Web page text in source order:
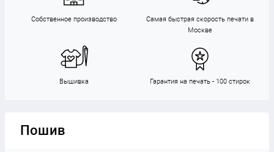
Собственное производство
Самая быстрая скорость печати в
Москве
Вышивка Гарантия на печать - 100 стирок
Пошив